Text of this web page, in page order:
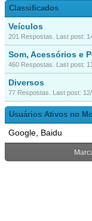
Classificados
Veículos
201 Respostas. Last post:
Som, Acessórios e
460 Respostas. Last post:
Diversos
77 Respostas. Last post: 12/
Usuários Ativos no
Google, Baidu